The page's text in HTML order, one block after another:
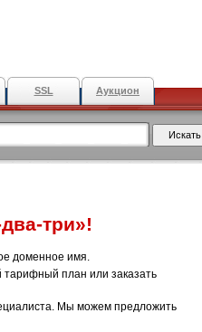
SSL Аукцион
три»!
доменное имя.
тарифный план или заказать
Мы можем предложить